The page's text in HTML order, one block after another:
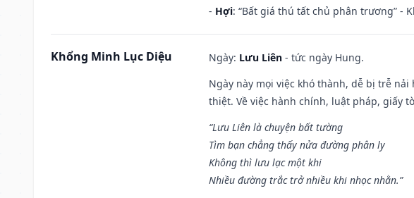
- Hợi: “Bất giá thú tất chủ phân trương” -
Khổng Minh Lục Diệu Ngày: Lưu Liên - tức ngày Hung.
Ngày này mọi việc khó thành, dễ bị trễ
thiệt. Về việc hành chính, luật pháp, giấy
“Lưu Liên là chuyện bất tường
Tìm bạn chẳng thấy nửa đường phân ly
Không thì lưu lạc một khi
Nhiều đường trắc trở nhiều khi nhọc nhằn.”